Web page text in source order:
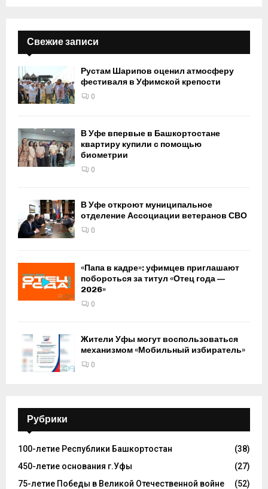
Свежие записи
Рустам Шарипов оценил атмосферу
фестиваля в Уфимской крепости
0
В Уфе впервые в Башкортостане
квартиру купили с помощью
биометрии
0
В Уфе откроют муниципальное
отделение Ассоциации ветеранов СВО
0
«Папа в кадре»: уфимцев приглашают
побороться за титул «Отец года —
2026»
0
Жители Уфы могут воспользоваться
механизмом «Мобильный избиратель»
0
Рубрики
100-летие Республики Башкортостан
(38)
450-летие основания г.Уфы
(27)
75-летие Победы в Великой Отечественной войне
(52)